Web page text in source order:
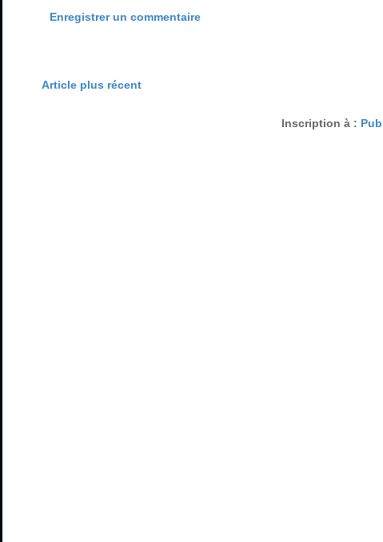
Enregistrer un commentaire
Article plus récent
Inscription à :